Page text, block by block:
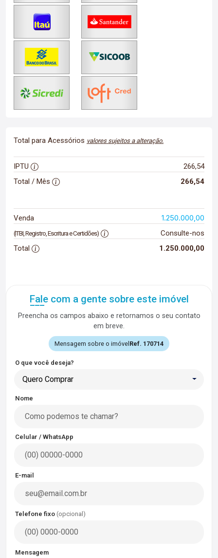
Total para Acessórios valores sujeitos a alteração.
IPTU
266,54
Total / Mês
266,54
Venda 1.250.000,00
(ITBI, Registro, Escritura e Certidões)
Consulte-nos
Total
1.250.000,00
Fale com a gente sobre este imóvel
Preencha os campos abaixo e retornamos o seu contato
em breve.
Mensagem sobre o imóvelRef. 170714
O que você deseja?
Quero Comprar
Nome
Celular / WhatsApp
E-mail
Telefone fixo (opcional)
Mensagem